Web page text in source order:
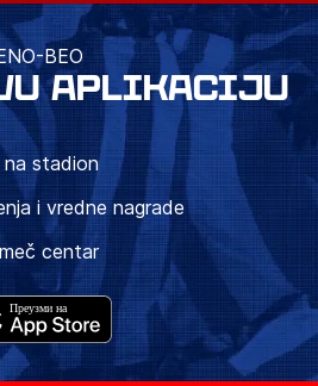
BEO
APLIKACIJU
na stadion
i vredne nagrade
centar